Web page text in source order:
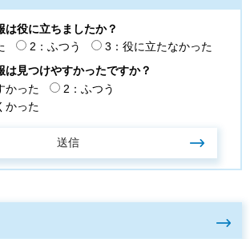
は役に立ちましたか？
2：ふつう
3：役に立たなかった
は見つけやすかったですか？
かった
2：ふつう
かった